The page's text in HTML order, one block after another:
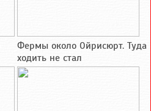
Фермы около Ойрисюрт. Туда
ходить не стал